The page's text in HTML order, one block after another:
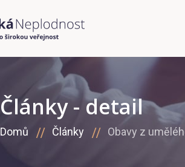
Články - detail
Domů Články Obavy z